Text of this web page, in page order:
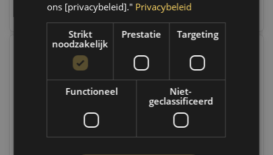
ons [privacybeleid]." Privacybeleid
Strikt
noodzakelijk
Prestatie Targeting
Functioneel
Niet-
geclassificeerd